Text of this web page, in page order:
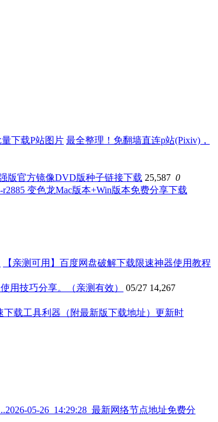
最全整理！免翻墙直连p站(Pixiv)，
版官方镜像DVD版种子链接下载 25,587 0
变色龙Mac版本+Win版本免费分享下载
【亲测可用】百度网盘破解下载限速神器使用教程
用技巧分享。（亲测有效）
05/27 14,267
下载工具利器（附最新版下载地址）更新时
2026-05-26_14:29:28_最新网络节点地址免费分